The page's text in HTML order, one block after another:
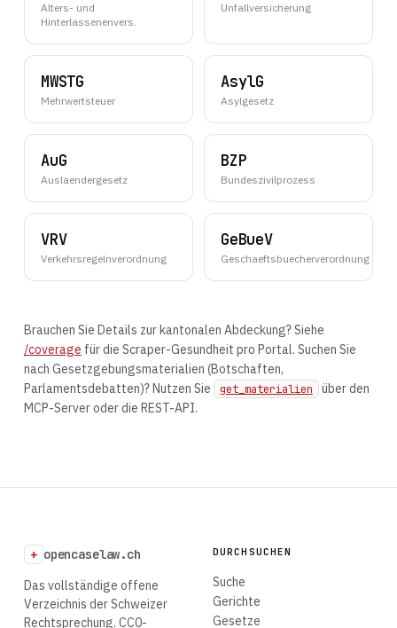
Alters- und
Hinterlassenenvers.
Unfallversicherung
MWSTG
Mehrwertsteuer
AsylG
Asylgesetz
AuG
Auslaendergesetz
BZP
Bundeszivilprozess
VRV
Verkehrsregelnverordnung
GeBueV
Geschaeftsbuecherverordnung
Brauchen Sie Details zur kantonalen Abdeckung? Siehe
/coverage für die Scraper-Gesundheit pro Portal. Suchen Sie
nach Gesetzgebungsmaterialien (Botschaften,
Parlamentsdebatten)? Nutzen Sie
get_materialien
über den
MCP-Server oder die REST-API.
+ opencaselaw.ch
Das vollständige offene
Verzeichnis der Schweizer
Rechtsprechung. CC0-
DURCHSUCHEN
Suche
Gerichte
Gesetze